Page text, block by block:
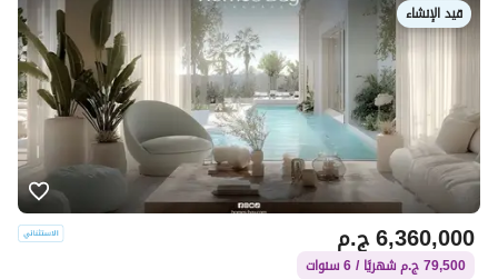
قيد الإنشاء
ج.م6,360,000
79,500 ج.م شهريًا / 6 سنوات